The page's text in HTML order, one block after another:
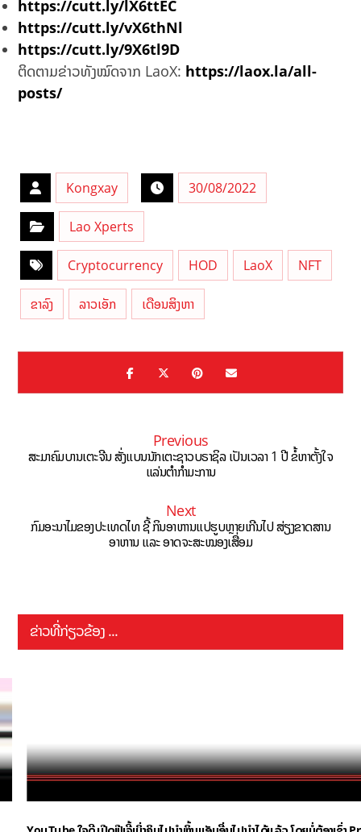
https://cutt.ly/lX6ttEC
https://cutt.ly/vX6thNl
https://cutt.ly/9X6tl9D
ຕິດຕາມຂ່າວທັງໝົດຈາກ LaoX: https://laox.la/all-
posts/
Kongxay 30/08/2022
Lao Xperts
Cryptocurrency HOD LaoX NFT
ຂາລົງ ລາວເອັກ ເດືອນສິງຫາ
Previous
ສະມາຄົມບານເຕະຈີນ ສັ່ງແບນນັກເຕະຊາວບຣາຊິລ ເປັນເວລາ 1 ປີ ຂໍ້ຫາຕັ້ງໃຈ
ແລ່ນຕຳກຳມະການ
Next
ກົມອະນາໄມຂອງປະເທດໄທ ຊີ້ ກິນອາຫານແປຮູບຫຼາຍເກີນໄປ ສ່ຽງຂາດສານ
ອາຫານ ແລະ ອາດຈະສະໝອງເສື່ອມ
ຂ່າວທີ່ກ່ຽວຂ້ອງ ...